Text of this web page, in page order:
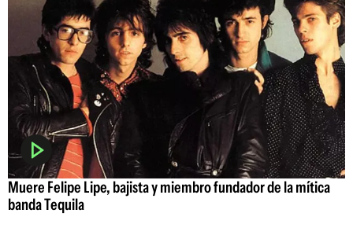
Muere Felipe Lipe, bajista y miembro fundador de la mítica
banda Tequila